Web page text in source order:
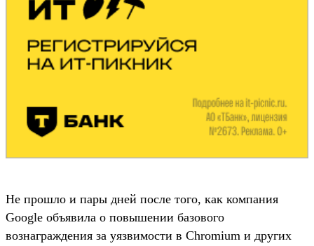
Не прошло и пары дней после того, как компания
Google объявила о повышении базового
вознаграждения за уязвимости в Chromium и других